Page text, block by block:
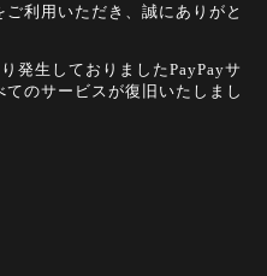
利用いただき、誠にありがと
発生しておりましたPayPayサ
のサービスが復旧いたしまし